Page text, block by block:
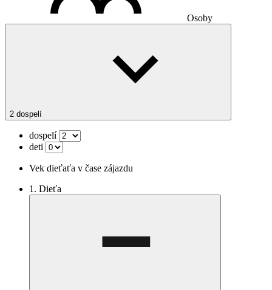
Osoby
2 dospelí
dospelí
deti
Vek dieťaťa v čase zájazdu
1. Dieťa